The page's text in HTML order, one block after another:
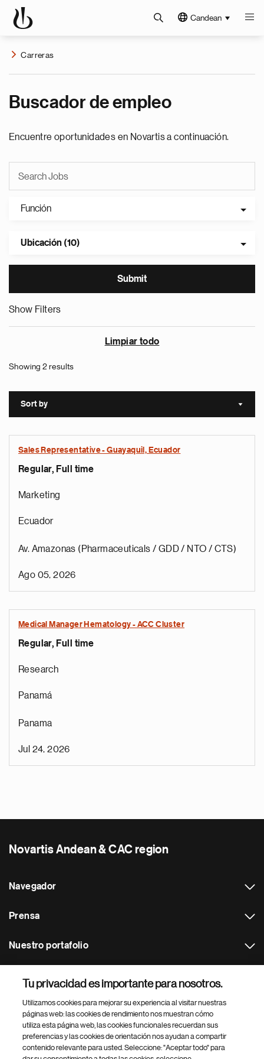
Candean
Carreras
Buscador de empleo
Encuentre oportunidades en Novartis a continuación.
Función
Ubicación (10)
Show Filters
Limpiar todo
Showing 2 results
Sort by Sort
Sales Representative - Guayaquil, Ecuador
Regular, Full time
Marketing
Ecuador
Av. Amazonas (Pharmaceuticals / GDD / NTO / CTS)
Ago 05, 2026
Medical Manager Hematology - ACC Cluster
Regular, Full time
Research
Panamá
Panama
Jul 24, 2026
Novartis Andean & CAC region
Navegador
Prensa
Nuestro portafolio
Footer Site Search
Tu privacidad es importante para nosotros.
Utilizamos cookies para mejorar su experiencia al visitar nuestras
páginas web: las cookies de rendimiento nos muestran cómo
utiliza esta página web, las cookies funcionales recuerdan sus
preferencias y las cookies de orientación nos ayudan a compartir
contenido relevante para usted. Seleccione: "Aceptar todo" para